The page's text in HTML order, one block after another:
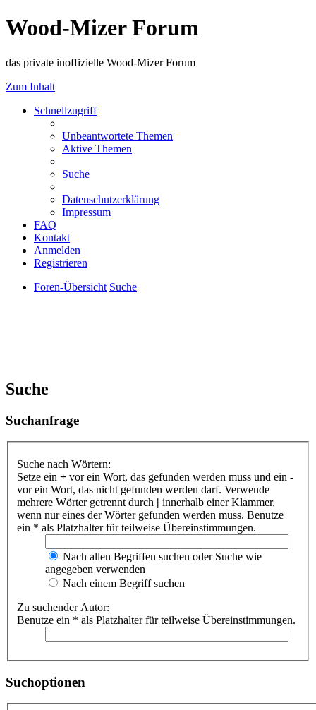
Wood-Mizer Forum
das private inoffizielle Wood-Mizer Forum
Zum Inhalt
Schnellzugriff
Unbeantwortete Themen
Aktive Themen
Suche
Datenschutzerklärung
Impressum
FAQ
Kontakt
Anmelden
Registrieren
Foren-Übersicht Suche
Suche
Suchanfrage
Suche nach Wörtern:
Setze ein + vor ein Wort, das gefunden werden muss und ein -
vor ein Wort, das nicht gefunden werden darf. Verwende
mehrere Wörter getrennt durch | innerhalb einer Klammer,
wenn nur eines der Wörter gefunden werden muss. Benutze
ein * als Platzhalter für teilweise Übereinstimmungen.
Nach allen Begriffen suchen oder Suche wie
angegeben verwenden
Nach einem Begriff suchen
Zu suchender Autor:
Benutze ein * als Platzhalter für teilweise Übereinstimmungen.
Suchoptionen